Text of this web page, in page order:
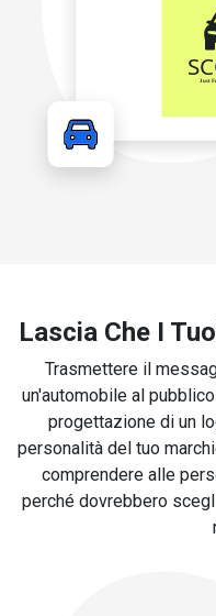
Lascia Che I
Trasmettere il
un'automobile al
progettazione di un
personalità del tuo
comprendere alle
perché dovrebbero